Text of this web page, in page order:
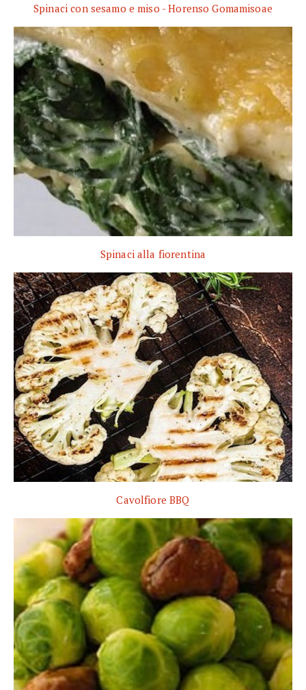
Spinaci con sesamo e miso - Horenso Gomamisoae
Spinaci alla fiorentina
Cavolfiore BBQ